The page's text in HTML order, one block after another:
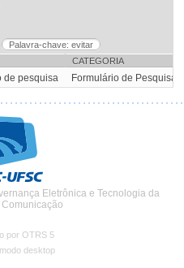
Palavra-chave: evitar
CATEGORIA
de pesquisa Formulário de Pesquisa
Eletrônica e Tecnologia da
Comunicação
por OTRS 5
desktop